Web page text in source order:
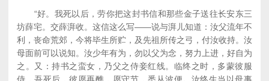
“好。我死以后，劳你把这封书信和那些金子送往长安东三
坊薛宅。交薛湃收。这信这么写——说与湃儿知道：汝父流年不
利，丧命荒郊，今将毕生所贮，及先祖所传之弓，付汝收持。汝
母面前可以说知。汝少年有为，勿以父为念，努力上进，好自为
之。又：持书之蛮女，乃父之侍妾红线。临终之时，多蒙彼服